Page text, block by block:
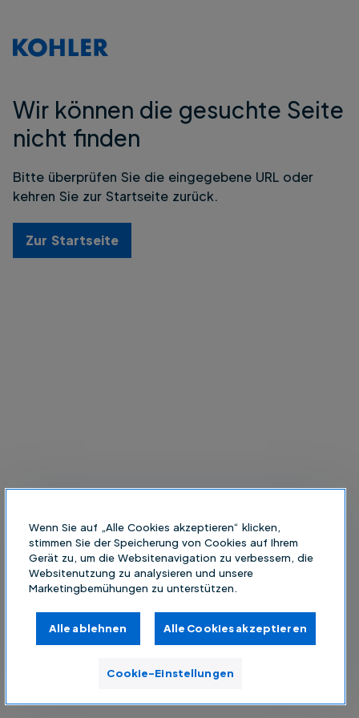
Wir können die gesuchte Seite
nicht finden
Bitte überprüfen Sie die eingegebene URL oder
kehren Sie zur Startseite zurück.
Zur Startseite
Wenn Sie auf „Alle Cookies akzeptieren“ klicken,
stimmen Sie der Speicherung von Cookies auf Ihrem
Gerät zu, um die Websitenavigation zu verbessern, die
Websitenutzung zu analysieren und unsere
Marketingbemühungen zu unterstützen.
Alle ablehnen Alle Cookies akzeptieren
Cookie-Einstellungen